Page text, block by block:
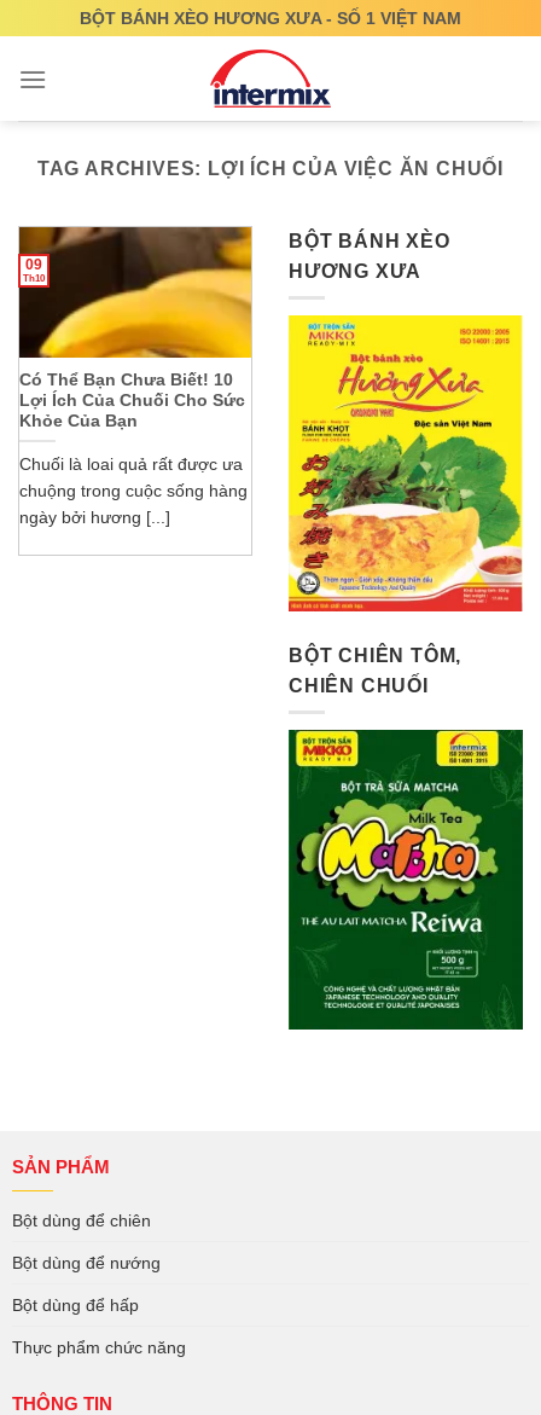
content
BỘT BÁNH XÈO HƯƠNG XƯA - SỐ 1 VIỆT NAM
TAG ARCHIVES: LỢI ÍCH CỦA VIỆC ĂN CHUỐI
Có Thể Bạn Chưa Biết! 10
Lợi Ích Của Chuối Cho Sức
Khỏe Của Bạn
Chuối là loai quả rất được ưa
chuộng trong cuộc sống hàng
ngày bởi hương [...]
09
Th10
BỘT BÁNH XÈO
HƯƠNG XƯA
BỘT CHIÊN TÔM,
CHIÊN CHUỐI
SẢN PHẨM
Bột dùng để chiên
Bột dùng để nướng
Bột dùng để hấp
Thực phẩm chức năng
THÔNG TIN